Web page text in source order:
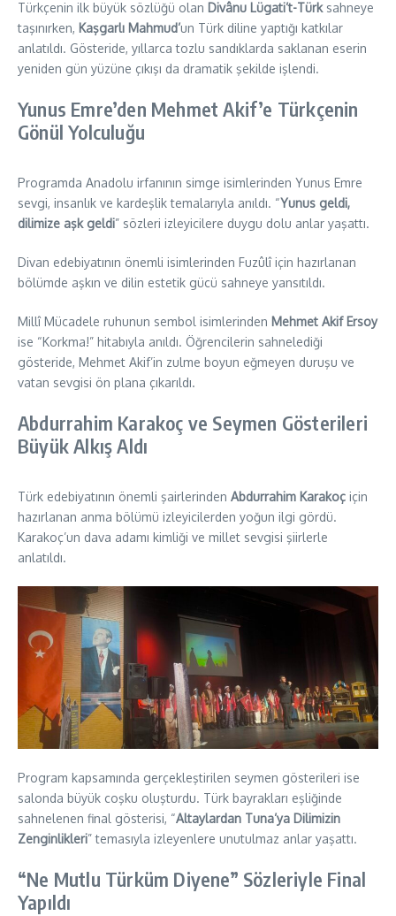
Türkçenin ilk büyük sözlüğü olan Divânu Lügati’t-Türk sahneye
taşınırken, Kaşgarlı Mahmud’un Türk diline yaptığı katkılar
anlatıldı. Gösteride, yıllarca tozlu sandıklarda saklanan eserin
yeniden gün yüzüne çıkışı da dramatik şekilde işlendi.
Yunus Emre’den Mehmet Akif’e Türkçenin
Gönül Yolculuğu
Programda Anadolu irfanının simge isimlerinden Yunus Emre
sevgi, insanlık ve kardeşlik temalarıyla anıldı. “Yunus geldi,
dilimize aşk geldi” sözleri izleyicilere duygu dolu anlar yaşattı.
Divan edebiyatının önemli isimlerinden Fuzûlî için hazırlanan
bölümde aşkın ve dilin estetik gücü sahneye yansıtıldı.
Millî Mücadele ruhunun sembol isimlerinden Mehmet Akif Ersoy
ise “Korkma!” hitabıyla anıldı. Öğrencilerin sahnelediği
gösteride, Mehmet Akif’in zulme boyun eğmeyen duruşu ve
vatan sevgisi ön plana çıkarıldı.
Abdurrahim Karakoç ve Seymen Gösterileri
Büyük Alkış Aldı
Türk edebiyatının önemli şairlerinden Abdurrahim Karakoç için
hazırlanan anma bölümü izleyicilerden yoğun ilgi gördü.
Karakoç’un dava adamı kimliği ve millet sevgisi şiirlerle
anlatıldı.
Program kapsamında gerçekleştirilen seymen gösterileri ise
salonda büyük coşku oluşturdu. Türk bayrakları eşliğinde
sahnelenen final gösterisi, “Altaylardan Tuna’ya Dilimizin
Zenginlikleri” temasıyla izleyenlere unutulmaz anlar yaşattı.
“Ne Mutlu Türküm Diyene” Sözleriyle Final
Yapıldı